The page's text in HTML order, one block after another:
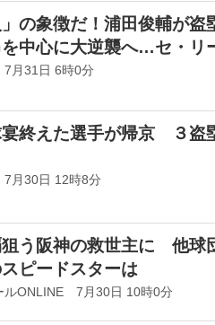
」の象徴だ！浦田俊輔が
を中心に大逆襲へ…セ・リ
月31日 6時0分
宴終えた選手が帰京 ３盗
月30日 12時8分
狙う阪神の救世主に 他球
ピードスターは
ルONLINE 7月30日 10時0分